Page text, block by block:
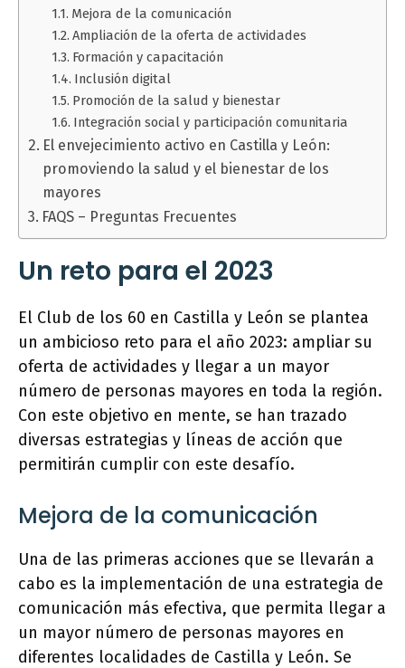
Mejora de la comunicación
Ampliación de la oferta de actividades
Formación y capacitación
Inclusión digital
Promoción de la salud y bienestar
Integración social y participación comunitaria
El envejecimiento activo en Castilla y León:
promoviendo la salud y el bienestar de los
mayores
FAQS – Preguntas Frecuentes
Un reto para el 2023
El Club de los 60 en Castilla y León se plantea
un ambicioso reto para el año 2023: ampliar su
oferta de actividades y llegar a un mayor
número de personas mayores en toda la región.
Con este objetivo en mente, se han trazado
diversas estrategias y líneas de acción que
permitirán cumplir con este desafío.
Mejora de la comunicación
Una de las primeras acciones que se llevarán a
cabo es la implementación de una estrategia de
comunicación más efectiva, que permita llegar a
un mayor número de personas mayores en
diferentes localidades de Castilla y León. Se